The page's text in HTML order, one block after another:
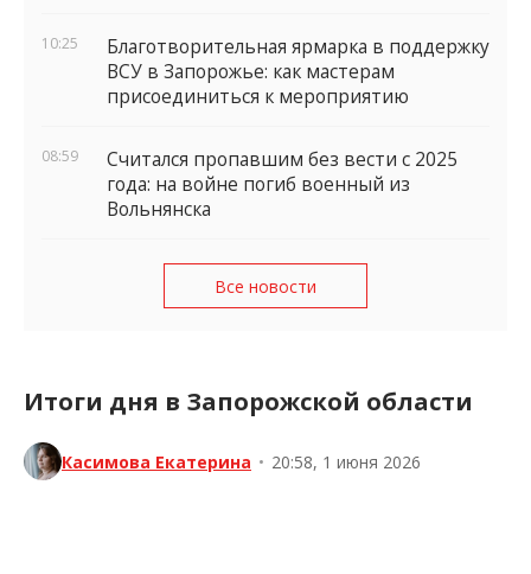
10:25
Благотворительная ярмарка в поддержку
ВСУ в Запорожье: как мастерам
присоединиться к мероприятию
08:59
Считался пропавшим без вести с 2025
года: на войне погиб военный из
Вольнянска
Все новости
Итоги дня в Запорожской области
Касимова Екатерина • 20:58, 1 июня 2026